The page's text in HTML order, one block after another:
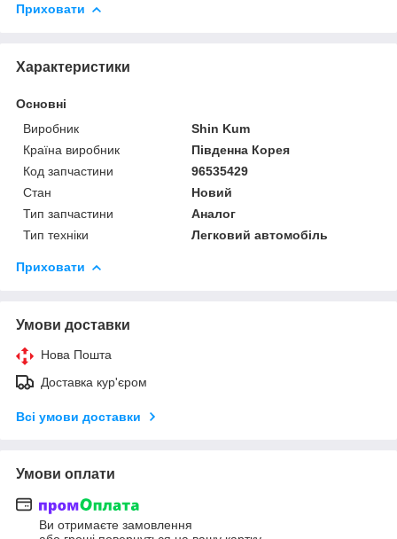
Приховати
Характеристики
Основні
Виробник
Shin Kum
Країна виробник
Південна Корея
Код запчастини
96535429
Стан
Новий
Тип запчастини
Аналог
Тип техніки
Легковий автомобіль
Приховати
Умови доставки
Нова Пошта
Доставка кур'єром
Всі умови доставки
Умови оплати
Ви отримаєте замовлення